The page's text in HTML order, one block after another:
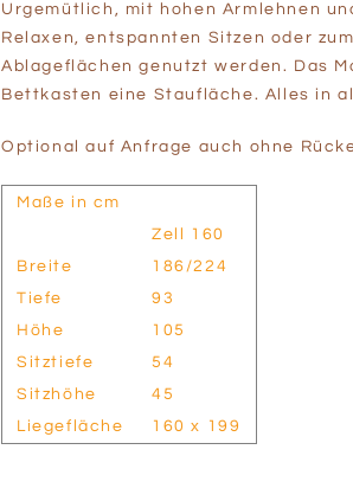
Urgemütlich, mit hohen Armlehnen
Relaxen, entspannten Sitzen oder
Ablageflächen genutzt werden. Das
Bettkasten eine Staufläche. Alles in
Optional auf Anfrage auch ohne
Maße in cm
Zell 160
Breite
186/224
Tiefe
93
Höhe
105
Sitztiefe
54
Sitzhöhe
45
Liegefläche
160 x 199